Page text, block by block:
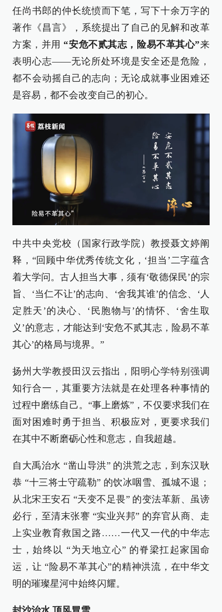
任尚书郎的仲长统愤而下笔，写下十余万字的
著作《昌言》，系统提出了自己的见解和改革
方案，并用 “安危不贰其志，险易不革其心”来
表明心志——无论所处环境是安全还是危险，
都不会动摇自己的志向；无论成就事业困难还
是容易，都不会改变自己的初心。
中共中央党校（国家行政学院）教授聂文婷阐
释，“回顾中华优秀传统文化，‘担当’二字蕴含
着大学问。古人担当大事，须有‘敬德保民’的宗
旨、‘当仁不让’的志向、‘舍我其谁’的信念、‘人
定胜天’的决心、‘民胞物与’的情怀、‘舍生取
义’的意志，才能达到‘安危不贰其志，险易不革
其心’的格局与境界。”
扬州大学教授田汉云指出，阳明心学特别强调
知行合一，其重要方法就是在处理各种事情的
过程中磨练自己。“事上磨炼”，不仅要求我们在
面对困难时勇于担当、积极应对，更要求我们
在其中不断磨砺心性和意志，自我超越。
自大禹治水 “凿山导洪” 的洪荒之志，到东汉耿
恭 “十三将士守疏勒” 的饮冰咽雪、孤城不退；
从北宋王安石 “天变不足畏” 的变法革新、虽谤
必行，至清末张謇 “实业兴邦” 的弃官从商、走
上实业教育救国之路……一代又一代的中华志
士，始终以 “为天地立心” 的脊梁扛起家国命
运，让 “险易不革其心”的精神洪流，在中华文
明的璀璨星河中始终闪耀。